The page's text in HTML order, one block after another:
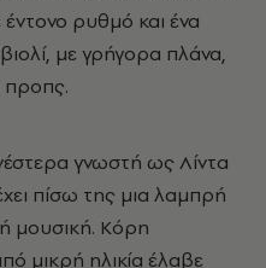
ρυθμό και ένα
με γρήγορα πλάνα,
προπς.
γνωστή ως Λίντα
πίσω της μια λαμπρή
μουσική. Κόρη
μικρή ηλικία έλαβε